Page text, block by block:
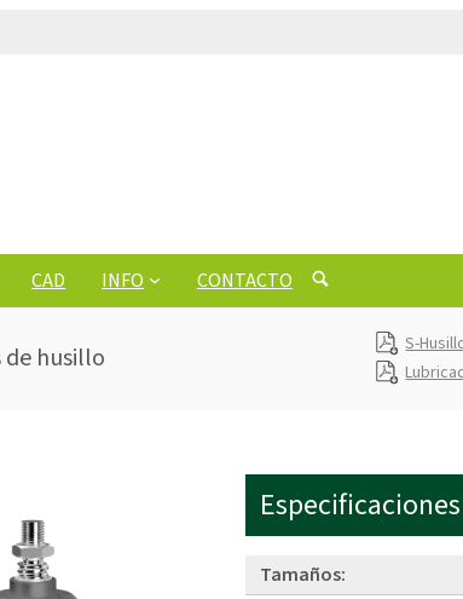
CAD INFO CONTACTO
de husillo
S-
Tamaños: